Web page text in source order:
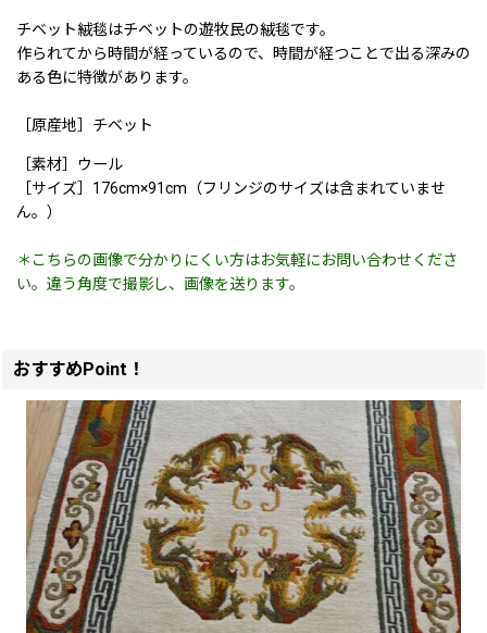
チベット絨毯はチベットの遊牧民の絨毯です。
作られてから時間が経っているので、時間が経つことで出る深みの
ある色に特徴があります。
［原産地］チベット
［素材］ウール
［サイズ］176cm×91cm（フリンジのサイズは含まれていませ
ん。）
＊こちらの画像で分かりにくい方はお気軽にお問い合わせくださ
い。違う角度で撮影し、画像を送ります。
おすすめPoint！